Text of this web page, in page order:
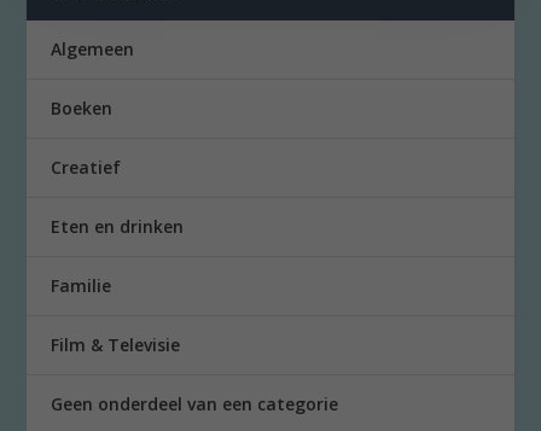
Algemeen
Boeken
Creatief
Eten en drinken
Familie
Film & Televisie
Geen onderdeel van een categorie